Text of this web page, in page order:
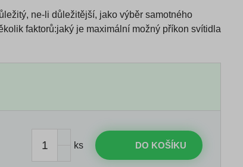
ne-li důležitější, jako výběr samotného
faktorů:jaký je maximální možný příkon svítidla
ks DO KOŠÍKU